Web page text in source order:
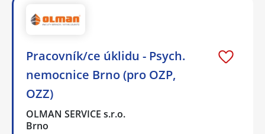
Pracovník/ce úklidu - Psych.
nemocnice Brno (pro OZP,
OZZ)
OLMAN SERVICE s.r.o.
Brno